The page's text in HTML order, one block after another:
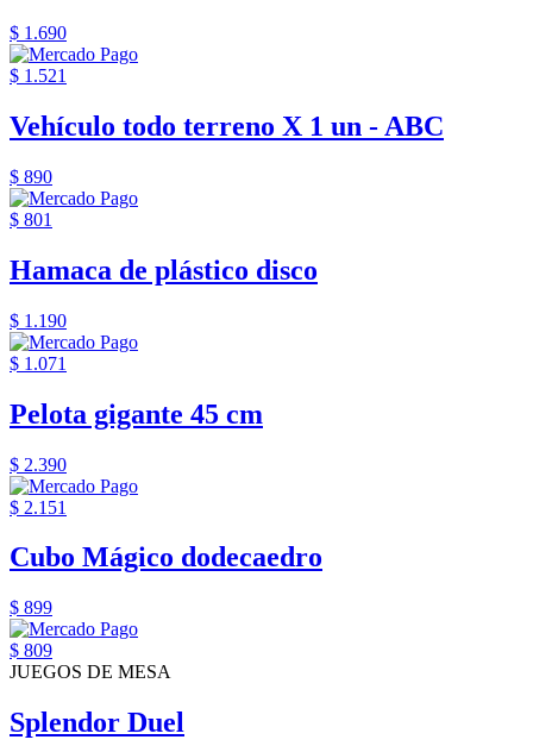
$ 1.690
$ 1.521
Vehículo todo terreno X 1 un - ABC
$ 890
$ 801
Hamaca de plástico disco
$ 1.190
$ 1.071
Pelota gigante 45 cm
$ 2.390
$ 2.151
Cubo Mágico dodecaedro
$ 899
$ 809
JUEGOS DE MESA
Splendor Duel